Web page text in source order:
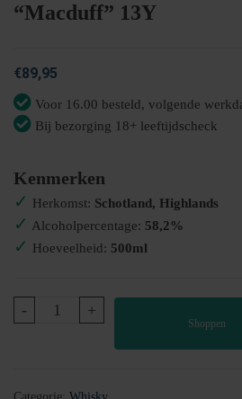
“Macduff” 13Y
€89,95
Voor 16.00 besteld, volgende
Bij bezorging 18+ leeftijdscheck
Kenmerken
✓ Herkomst: Schotland, Highlands
✓ Alcoholpercentage: 58,2%
✓ Hoeveelheid: 500ml
-
Highlands
Single
"Macduff"
+
Shoppen